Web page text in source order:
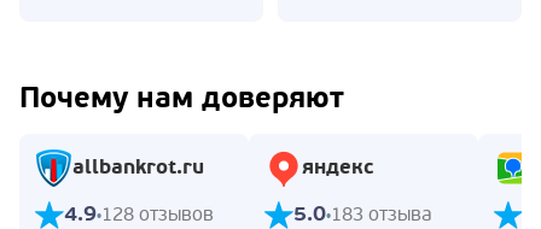
Почему нам доверяют
allbankrot.ru
4.9 128 отзывов
яндекс
5.0 183 отзыва